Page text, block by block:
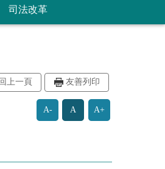
司法改革
回上一頁 友善列印
A- A A+